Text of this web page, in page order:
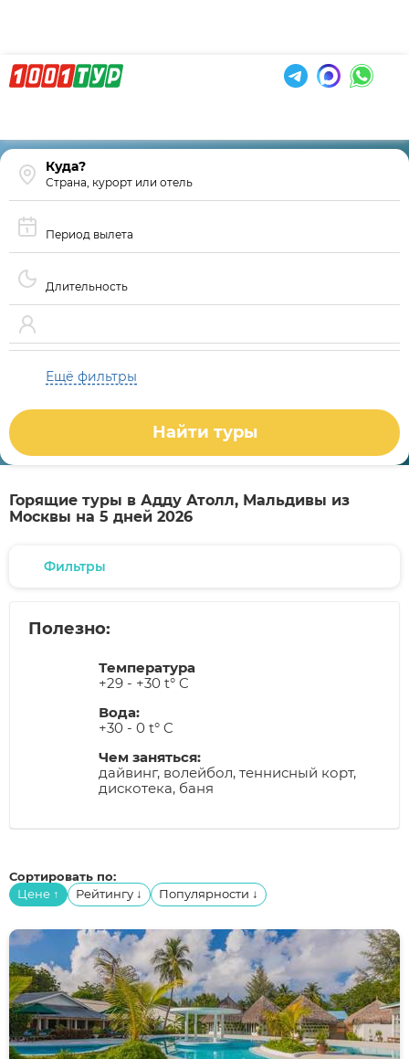
Страна, курорт или отель
Период вылета
Длительность
Ещё фильтры
Найти туры
Горящие туры в Адду Атолл, Мальдивы из
Москвы на 5 дней 2026
Фильтры
Полезно:
Температура
+29 - +30 t° C
Вода:
+30 - 0 t° C
Чем заняться:
дайвинг, волейбол, теннисный корт,
дискотека, баня
Сортировать по:
Цене ↑ Рейтингу ↓ Популярности ↓